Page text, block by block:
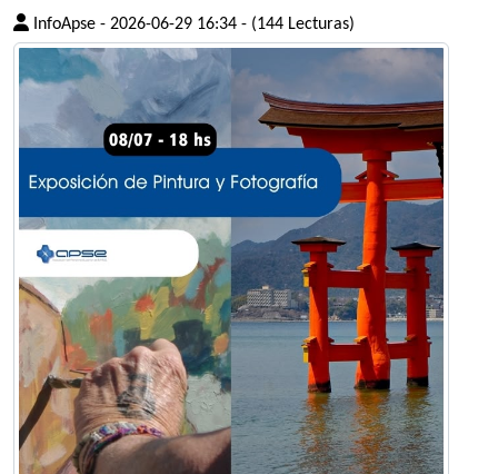
InfoApse - 2026-06-29 16:34 - (144 Lecturas)